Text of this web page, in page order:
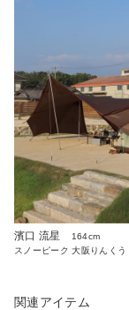
濱口 流星
164cm
スノーピーク 大阪りんくう
関連アイテム